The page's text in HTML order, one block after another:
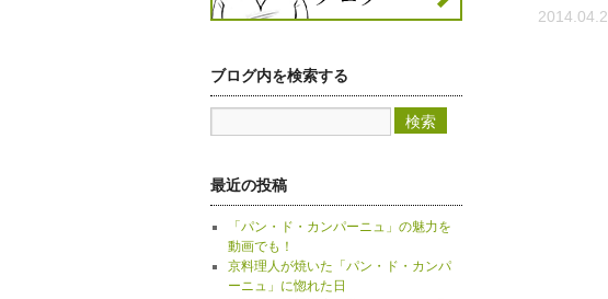
ブログ内を検索する
最近の投稿
「パン・ド・カンパーニュ」の魅力を
動画でも！
京料理人が焼いた「パン・ド・カンパ
ーニュ」に惚れた日